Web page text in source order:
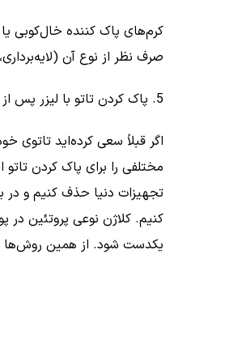
کرم‌های پاک کننده خال‌کوبی
صرف نظر از نوع آن (لایه‌برداری،
5. پاک کردن تاتو با لیزر پس از یک روش حذف قبلی
اگر قبلاً سعی کرده‌اید تاتوی
مختلفی را برای پاک کردن
تجهیزات دنیا حذف کنیم و در
کنیم. کلاژن نوعی پروتئین
یکدست شود. از همین روش‌ها